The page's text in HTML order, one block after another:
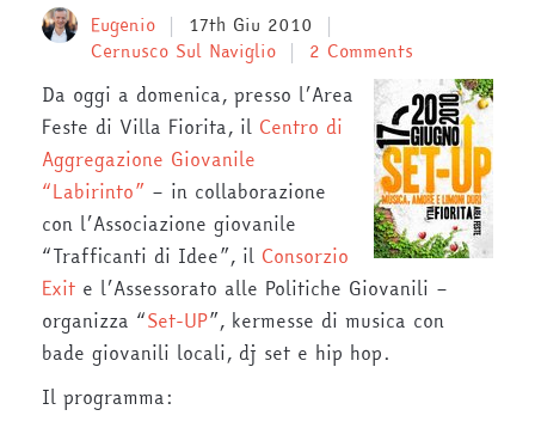
Eugenio
17th Giu 2010
Cernusco Sul Naviglio
2 Comments
Da oggi a domenica, presso l’Area
Feste di Villa Fiorita, il Centro di
Aggregazione Giovanile
“Labirinto” – in collaborazione
con l’Associazione giovanile
“Trafficanti di Idee”, il Consorzio
Exit e l’Assessorato alle Politiche Giovanili –
organizza “Set-UP”, kermesse di musica con
bade giovanili locali, dj set e hip hop.
Il programma: